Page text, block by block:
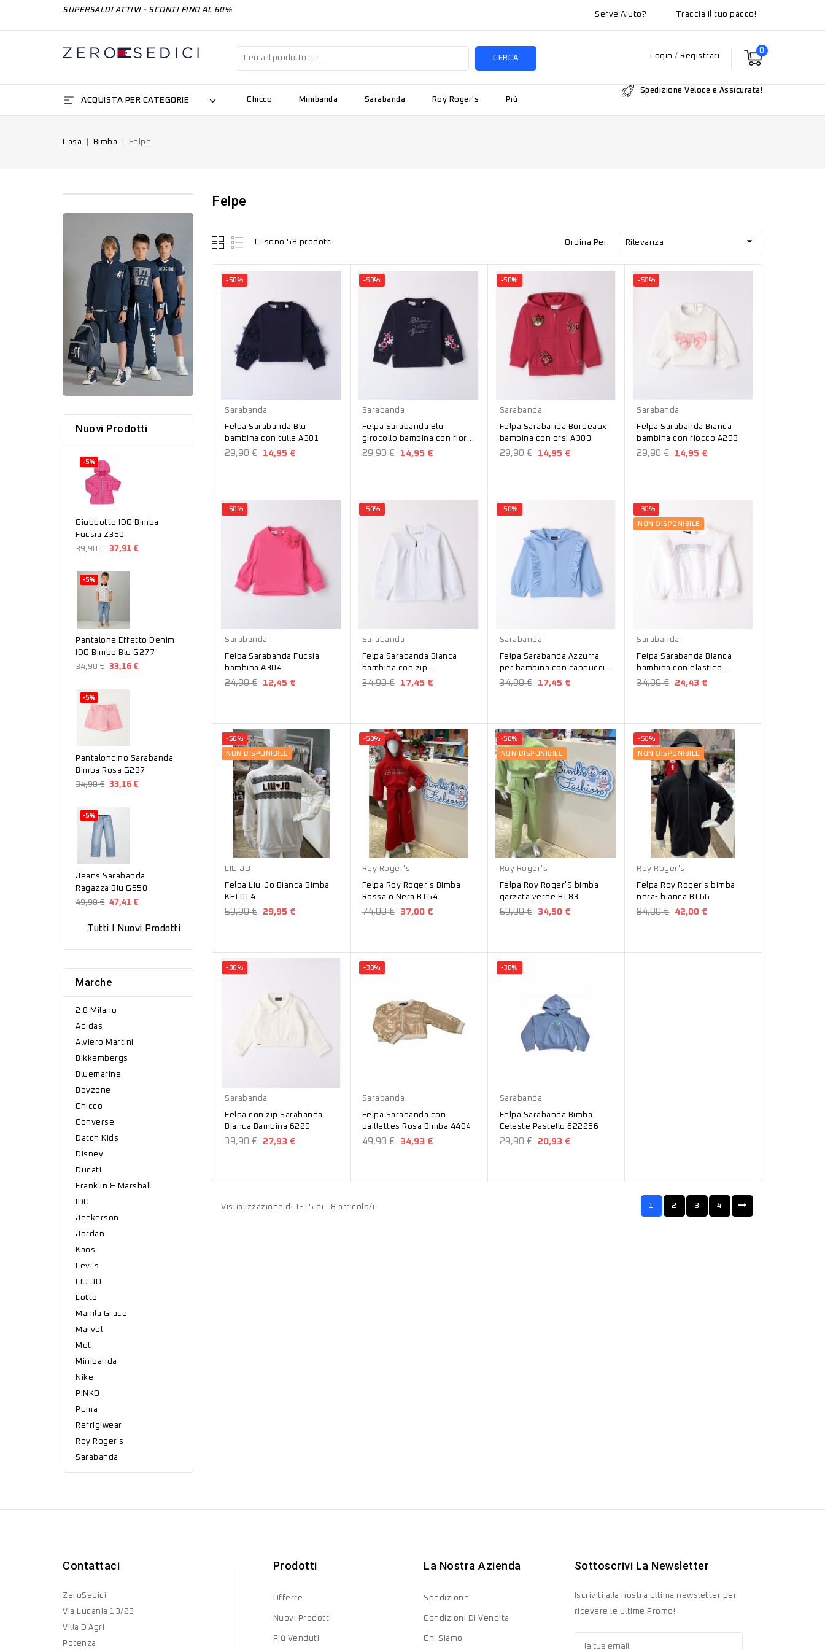
SUPERSALDI ATTIVI - SCONTI FINO AL 60%
Serve Aiuto? Traccia il tuo pacco!
0
Login / Registrati
CERCA
ACQUISTA PER CATEGORIE Chicco Minibanda Sarabanda Roy Roger's Più
Spedizione Veloce e Assicurata!
Casa Bimba Felpe
Nuovi Prodotti
Giubbotto IDO Bimba
Fucsia Z360
39,90 €
-5%
37,91 €
Pantalone Effetto Denim
IDO Bimbo Blu G277
34,90 €
-5%
33,16 €
Pantaloncino Sarabanda
Bimba Rosa G237
34,90 €
-5%
33,16 €
Jeans Sarabanda
Ragazza Blu G550
49,90 €
-5%
47,41 €
Tutti I Nuovi Prodotti
Marche
2.0 Milano
Adidas
Alviero Martini
Bikkembergs
Bluemarine
Boyzone
Chicco
Converse
Datch Kids
Disney
Ducati
Franklin & Marshall
IDO
Jeckerson
Jordan
Kaos
Levi's
LIU JO
Lotto
Manila Grace
Marvel
Met
Minibanda
Nike
PINKO
Puma
Refrigiwear
Roy Roger's
Sarabanda
Felpe
Ci sono 58 prodotti. Ordina Per: Rilevanza 
-50%
Sarabanda
Felpa Sarabanda Blu
bambina con tulle A301
29,90 € 14,95 €
-50%
Sarabanda
Felpa Sarabanda Blu
girocollo bambina con fiori
A232
29,90 € 14,95 €
-50%
Sarabanda
Felpa Sarabanda Bordeaux
bambina con orsi A300
29,90 € 14,95 €
-50%
Sarabanda
Felpa Sarabanda Bianca
bambina con fiocco A293
29,90 € 14,95 €
-50%
Sarabanda
Felpa Sarabanda Fucsia
bambina A304
24,90 € 12,45 €
-50%
Sarabanda
Felpa Sarabanda Bianca
bambina con zip
1480831100
34,90 € 17,45 €
-50%
Sarabanda
Felpa Sarabanda Azzurra
per bambina con cappuccio
1480821900
34,90 € 17,45 €
-30%
NON DISPONIBILE
Sarabanda
Felpa Sarabanda Bianca
bambina con elastico
1480822000
34,90 € 24,43 €
Bianco
-50%
NON DISPONIBILE
LIU JO
Felpa Liu-Jo Bianca Bimba
KF1014
59,90 € 29,95 €
Rosso
-50%
Roy Roger's
Felpa Roy Roger's Bimba
Rossa o Nera B164
74,00 € 37,00 €
Verde
-50%
NON DISPONIBILE
Roy Roger's
Felpa Roy Roger'S bimba
garzata verde B183
69,00 € 34,50 €
Bianco
Nero
-50%
NON DISPONIBILE
Roy Roger's
Felpa Roy Roger's bimba
nera- bianca B166
84,00 € 42,00 €
-30%
Sarabanda
Felpa con zip Sarabanda
Bianca Bambina 6229
39,90 € 27,93 €
-30%
Sarabanda
Felpa Sarabanda con
paillettes Rosa Bimba 4404
49,90 € 34,93 €
-30%
Sarabanda
Felpa Sarabanda Bimba
Celeste Pastello 622256
29,90 € 20,93 €
Visualizzazione di 1-15 di 58 articolo/i 1 2 3 4
Contattaci
ZeroSedici
Via Lucania 13/23
Villa D'Agri
Potenza
Prodotti
Offerte
Nuovi Prodotti
Più Venduti
La Nostra Azienda
Spedizione
Condizioni Di Vendita
Chi Siamo
Sottoscrivi La Newsletter
Iscriviti alla nostra ultima newsletter per
ricevere le ultime Promo!